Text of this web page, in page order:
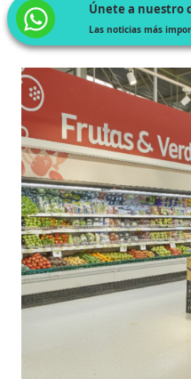
Únete a nuestro
Las noticias más